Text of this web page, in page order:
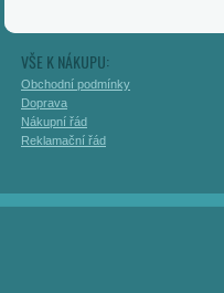
VŠE K NÁKUPU:
Obchodní podmínky
Doprava
Nákupní řád
Reklamační řád